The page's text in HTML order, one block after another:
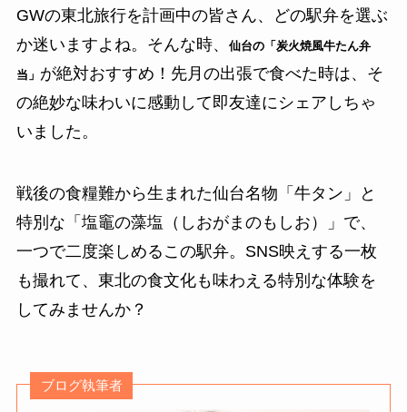
GWの東北旅行を計画中の皆さん、どの駅弁を選ぶ
か迷いますよね。そんな時、
仙台の「炭火焼風牛たん弁
当」 が絶対おすすめ！先月の出張で食べた時は、そ
の絶妙な味わいに感動して即友達にシェアしちゃ
いました。
戦後の食糧難から生まれた仙台名物「牛タン」と
特別な「塩竈の藻塩（しおがまのもしお）」で、
一つで二度楽しめるこの駅弁。SNS映えする一枚
も撮れて、東北の食文化も味わえる特別な体験を
してみませんか？
ブログ執筆者